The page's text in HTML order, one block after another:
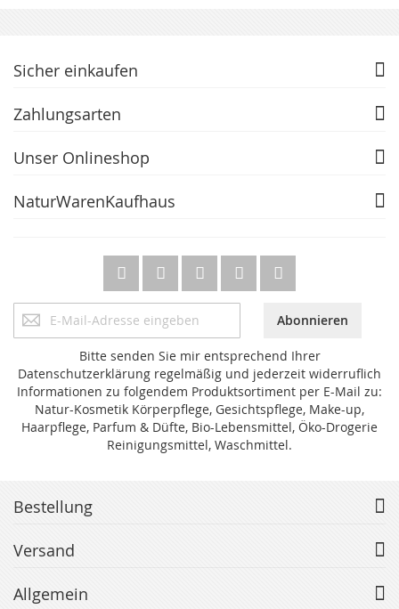
Sicher einkaufen
Zahlungsarten
Unser Onlineshop
NaturWarenKaufhaus
Anmeldung
zum
Abonnieren
Bitte senden Sie mir entsprechend Ihrer
Datenschutzerklärung regelmäßig und jederzeit widerruflich
Informationen zu folgendem Produktsortiment per E-Mail zu:
Natur-Kosmetik Körperpflege, Gesichtspflege, Make-up,
Haarpflege, Parfum & Düfte, Bio-Lebensmittel, Öko-Drogerie
Reinigungsmittel, Waschmittel.
Bestellung
Versand
Allgemein